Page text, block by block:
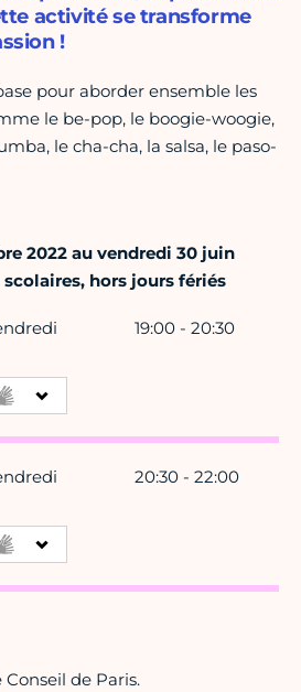
activité se transforme
!
pour aborder ensemble les
le be-pop, le boogie-woogie,
le cha-cha, la salsa, le paso-
2022 au vendredi 30 juin
scolaires, hors jours fériés
19:00 - 20:30
20:30 - 22:00
de Paris.